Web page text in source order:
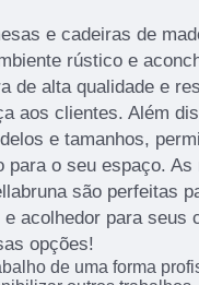
e cadeiras de
rústico e
de alta qualidade e
aos clientes. Além
e tamanhos,
para o seu espaço.
são perfeitas
acolhedor para seus
opções!
de uma forma